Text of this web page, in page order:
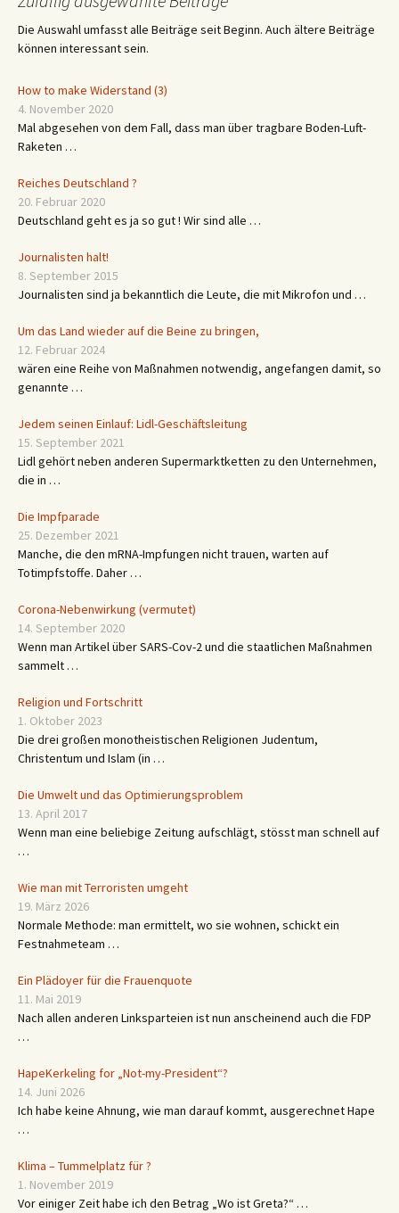
Die Auswahl umfasst alle Beiträge seit Beginn. Auch ältere Beiträge
können interessant sein.
How to make Widerstand (3)
4. November 2020
Mal abgesehen von dem Fall, dass man über tragbare Boden-Luft-
Raketen …
Reiches Deutschland ?
20. Februar 2020
Deutschland geht es ja so gut ! Wir sind alle …
Journalisten halt!
8. September 2015
Journalisten sind ja bekanntlich die Leute, die mit Mikrofon und …
Um das Land wieder auf die Beine zu bringen,
12. Februar 2024
wären eine Reihe von Maßnahmen notwendig, angefangen damit, so
genannte …
Jedem seinen Einlauf: Lidl-Geschäftsleitung
15. September 2021
Lidl gehört neben anderen Supermarktketten zu den Unternehmen,
die in …
Die Impfparade
25. Dezember 2021
Manche, die den mRNA-Impfungen nicht trauen, warten auf
Totimpfstoffe. Daher …
Corona-Nebenwirkung (vermutet)
14. September 2020
Wenn man Artikel über SARS-Cov-2 und die staatlichen Maßnahmen
sammelt …
Religion und Fortschritt
1. Oktober 2023
Die drei großen monotheistischen Religionen Judentum,
Christentum und Islam (in …
Die Umwelt und das Optimierungsproblem
13. April 2017
Wenn man eine beliebige Zeitung aufschlägt, stösst man schnell auf
…
Wie man mit Terroristen umgeht
19. März 2026
Normale Methode: man ermittelt, wo sie wohnen, schickt ein
Festnahmeteam …
Ein Plädoyer für die Frauenquote
11. Mai 2019
Nach allen anderen Linksparteien ist nun anscheinend auch die FDP
…
HapeKerkeling for „Not-my-President“?
14. Juni 2026
Ich habe keine Ahnung, wie man darauf kommt, ausgerechnet Hape
…
Klima – Tummelplatz für ?
1. November 2019
Vor einiger Zeit habe ich den Betrag „Wo ist Greta?“ …